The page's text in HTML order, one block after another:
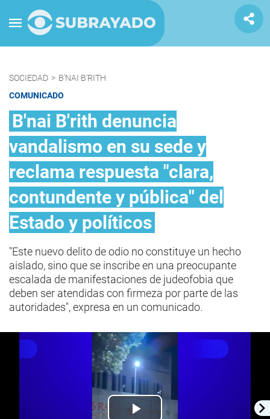
SOCIEDAD > B'NAI B'RITH
COMUNICADO
B'nai B'rith denuncia
vandalismo en su sede y
reclama respuesta "clara,
contundente y pública" del
Estado y políticos
"Este nuevo delito de odio no constituye un hecho
aislado, sino que se inscribe en una preocupante
escalada de manifestaciones de judeofobia que
deben ser atendidas con firmeza por parte de las
autoridades", expresa en un comunicado.